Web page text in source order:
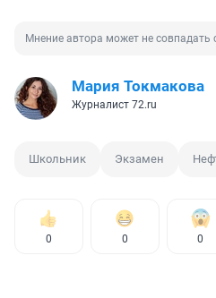
Мнение автора может не совпадать
Мария Токмакова
Журналист 72.ru
Школьник Экзамен
0 0 0